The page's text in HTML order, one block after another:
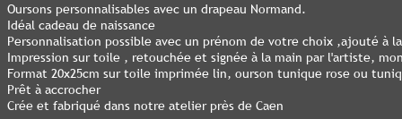
Oursons personnalisables avec un drapeau Normand.
Idéal cadeau de naissance
Personnalisation possible avec un prénom de votre choix ,ajouté à
Impression sur toile , retouchée et signée à la main par l'artiste,
Format 20x25cm sur toile imprimée lin, ourson tunique rose ou
Prêt à accrocher
Crée et fabriqué dans notre atelier près de Caen